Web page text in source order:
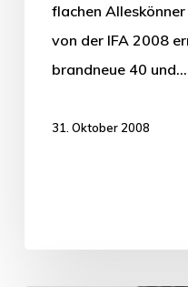
flachen
von der IFA 2008
brandneue 40 und…
31. Oktober 2008